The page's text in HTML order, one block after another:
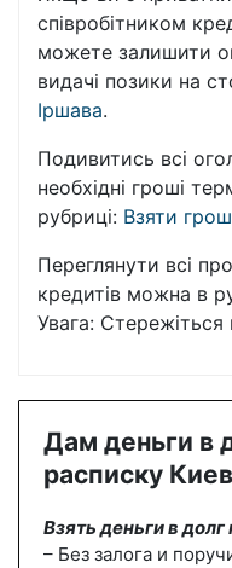
співробітником
можете залишити
видачі позики на
Іршава.
Подивитись всі
необхідні гроші
рубриці: Взяти
Переглянути всі
кредитів можна в
Увага: Стережіться
Дам деньги в
расписку Киев
Взять деньги в
– Без залога и